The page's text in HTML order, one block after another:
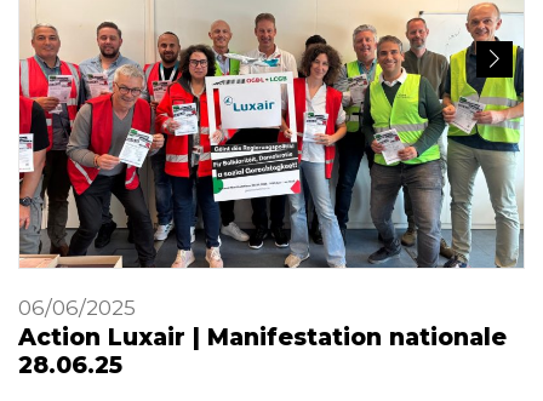
06/06/2025
Action Luxair | Manifestation nationale
28.06.25